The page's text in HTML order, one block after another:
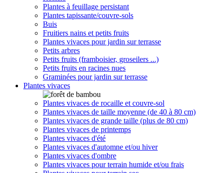
Plantes à feuillage persistant
Plantes tapissante/couvre-sols
Buis
Fruitiers nains et petits fruits
Plantes vivaces pour jardin sur terrasse
Petits arbres
Petits fruits (framboisier, groseilers ...)
Petits fruits en racines nues
Graminées pour jardin sur terrasse
Plantes vivaces
Plantes vivaces de rocaille et couvre-sol
Plantes vivaces de taille moyenne (de 40 à 80 cm)
Plantes vivaces de grande taille (plus de 80 cm)
Plantes vivaces de printemps
Plantes vivaces d'été
Plantes vivaces d'automne et/ou hiver
Plantes vivaces d'ombre
Plantes vivaces pour terrain humide et/ou frais